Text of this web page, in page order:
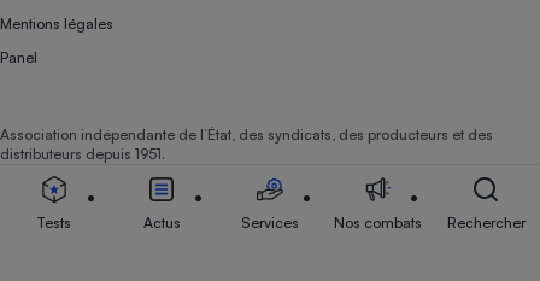
Mentions légales
Panel
Association indépendante de l’État, des syndicats, des producteurs et des
distributeurs depuis 1951.
Tests Actus Services Nos combats Rechercher